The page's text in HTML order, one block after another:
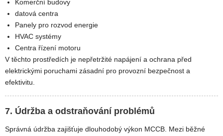
Komerční budovy
datová centra
Panely pro rozvod energie
HVAC systémy
Centra řízení motoru
V těchto prostředích je nepřetržité napájení a ochrana před
elektrickými poruchami zásadní pro provozní bezpečnost a
efektivitu.
7. Údržba a odstraňování problémů
Správná údržba zajišťuje dlouhodobý výkon MCCB. Mezi běžné